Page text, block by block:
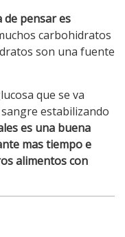
de pensar es
carbohidratos
son una fuente
que se va
estabilizando
es una buena
mas tiempo e
alimentos con